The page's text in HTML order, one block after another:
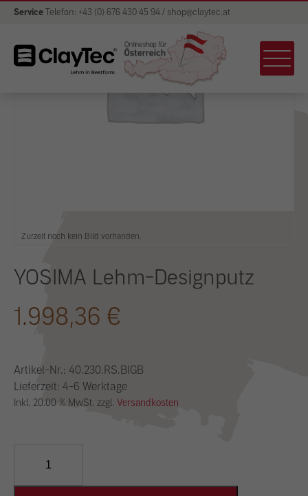
Service Telefon: +43 (0) 676 430 45 94 / shop@claytec.at
Zurzeit noch kein Bild vorhanden.
YOSIMA Lehm-Designputz
1.998,36 €
Artikel-Nr.: 40.230.RS.BIGB
Lieferzeit: 4-6 Werktage
Inkl. 20.00 % MwSt. zzgl. Versandkosten
Designputz